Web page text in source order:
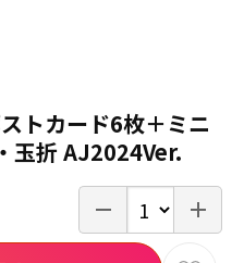
トカード6枚＋ミニ
玉折 AJ2024Ver.